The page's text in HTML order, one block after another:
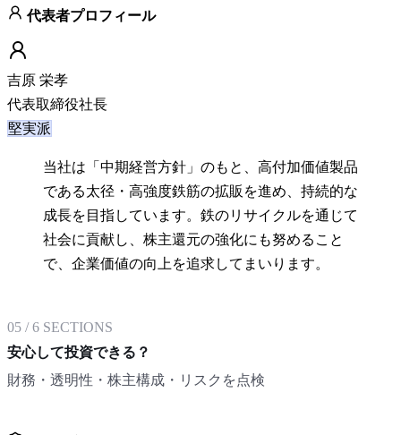
代表者プロフィール
吉原 栄孝
代表取締役社長
堅実派
当社は「中期経営方針」のもと、高付加価値製品
である太径・高強度鉄筋の拡販を進め、持続的な
成長を目指しています。鉄のリサイクルを通じて
社会に貢献し、株主還元の強化にも努めること
で、企業価値の向上を追求してまいります。
05 /6 SECTIONS
安心して投資できる？
財務・透明性・株主構成・リスクを点検